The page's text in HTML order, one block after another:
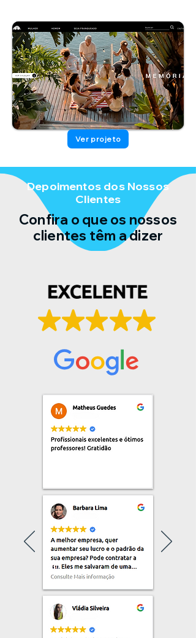
Ver projeto
Depoimentos dos Nossos
Clientes
Confira o que os nossos
clientes têm a dizer